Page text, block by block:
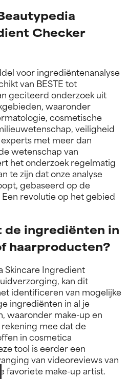
Checker
voor ingrediëntenanalyse
van BESTE tot
geciteerd onderzoek uit
waaronder
cosmetische
veiligheid
met meer dan
wetenschap van
het onderzoek regelmatig
te zijn dat onze analyse
gebaseerd op de
revolutie op het gebied
de ingrediënten in
haarproducten?
Skincare Ingredient
kan dit
identificeren van mogelijke
ingrediënten in al je
waaronder make-up en
mee dat de
in cosmetica
tool is eerder een
van videoreviews van
favoriete make-up artist.